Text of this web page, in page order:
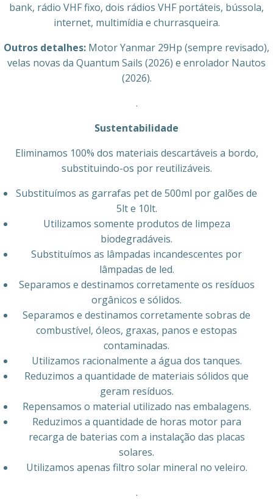
bank, rádio VHF fixo, dois rádios VHF portáteis, bússola,
internet, multimídia e churrasqueira.
Outros detalhes: Motor Yanmar 29Hp (sempre revisado),
velas novas da Quantum Sails (2026) e enrolador Nautos
(2026).
.
Sustentabilidade
Eliminamos 100% dos materiais descartáveis a bordo,
substituindo-os por reutilizáveis.
Substituímos as garrafas pet de 500ml por galões de
5lt e 10lt.
Utilizamos somente produtos de limpeza
biodegradáveis.
Substituímos as lâmpadas incandescentes por
lâmpadas de led.
Separamos e destinamos corretamente os resíduos
orgânicos e sólidos.
Separamos e destinamos corretamente sobras de
combustível, óleos, graxas, panos e estopas
contaminadas.
Utilizamos racionalmente a água dos tanques.
Reduzimos a quantidade de materiais sólidos que
geram resíduos.
Repensamos o material utilizado nas embalagens.
Reduzimos a quantidade de horas motor para
recarga de baterias com a instalação das placas
solares.
Utilizamos apenas filtro solar mineral no veleiro.
.